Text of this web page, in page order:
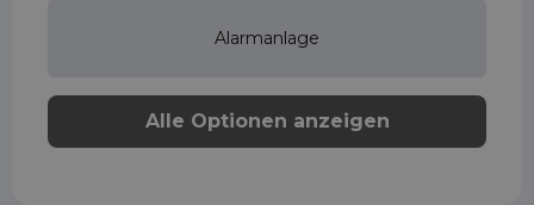
Alarmanlage
Alle Optionen anzeigen